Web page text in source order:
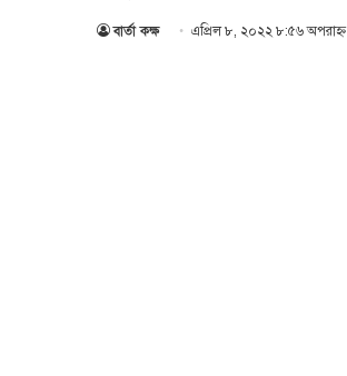
বার্তা কক্ষ এপ্রিল ৮, ২০২২ ৮:৫৬ অপরাহ্ণ